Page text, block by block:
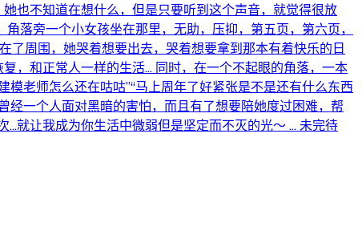
也不知道在想什么，但是只要听到这个声音，就觉得很放
落旁一个小女孩坐在那里，无助，压抑，第五页，第六页，
了周围，她哭着想要出去，哭着想要拿到那本有着快乐的日
，和正常人一样的生活... 同时，在一个不起眼的角落，一本
模老师怎么还在咕咕”“马上周年了好紧张是不是还有什么东西
经一个人面对黑暗的害怕，而且有了想要陪她度过困难，帮
就让我成为你生活中微弱但是坚定而不灭的光～ ... 未完待